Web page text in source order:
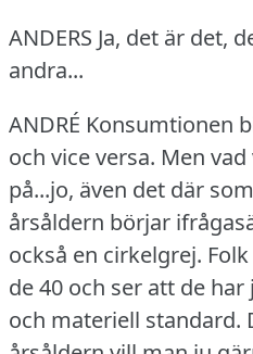
ANDERS Ja, det är det,
andra...
ANDRÉ Konsumtionen
och vice versa. Men
på...jo, även det där
årsåldern börjar
också en cirkelgrej.
de 40 och ser att de
och materiell standard.